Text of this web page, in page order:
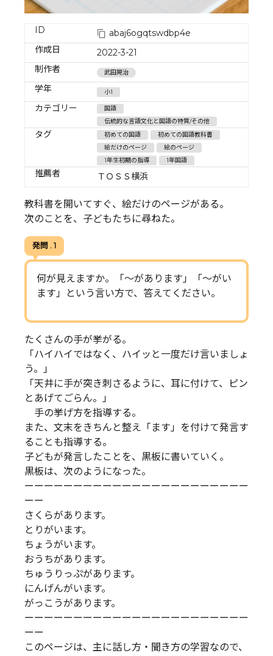
ID
abaj6ogqtswdbp4e
作成日
2022-3-21
制作者
武田晃治
学年 小1
カテゴリー
国語
伝統的な言語文化と国語の特質/その他
タグ 初めての国語
初めての国語教科書
絵だけのページ
絵のページ
1年生初期の指導
1年国語
推薦者 ＴＯＳＳ横浜
教科書を開いてすぐ、絵だけのページがある。
次のことを、子どもたちに尋ねた。
発問 . 1
何が見えますか。「～があります」「～がい
ます」という言い方で、答えてください。
たくさんの手が挙がる。
「ハイハイではなく、ハイッと一度だけ言いましょ
う。」
「天井に手が突き刺さるように、耳に付けて、ピン
とあげてごらん。」
手の挙げ方を指導する。
また、文末をきちんと整え「ます」を付けて発言す
ることも指導する。
子どもが発言したことを、黒板に書いていく。
黒板は、次のようになった。
ーーーーーーーーーーーーーーーーーーーーーーー
ーー
さくらがあります。
とりがいます。
ちょうがいます。
おうちがあります。
ちゅうりっぷがあります。
にんげんがいます。
がっこうがあります。
ーーーーーーーーーーーーーーーーーーーーーーー
ーー
このページは、主に話し方・聞き方の学習なので、